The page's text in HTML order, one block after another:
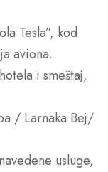
Tesla”, kod
aviona.
i smeštaj,
/ Larnaka Bej/
usluge,